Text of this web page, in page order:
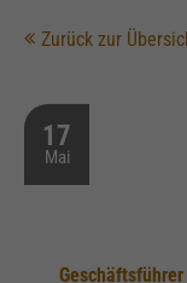
Zurück zur
17
Mai